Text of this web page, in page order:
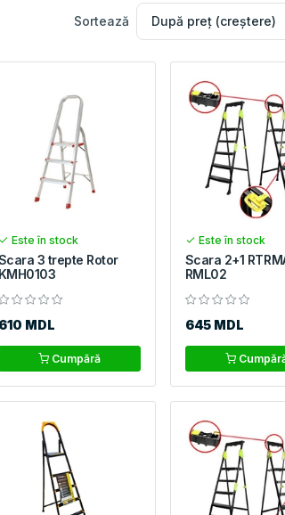
Sortează
Este în stock
3 trepte Rotor
KMH0103
610 MDL
Cumpără
Este în stock
Scara 2+1
RML02
645 MDL